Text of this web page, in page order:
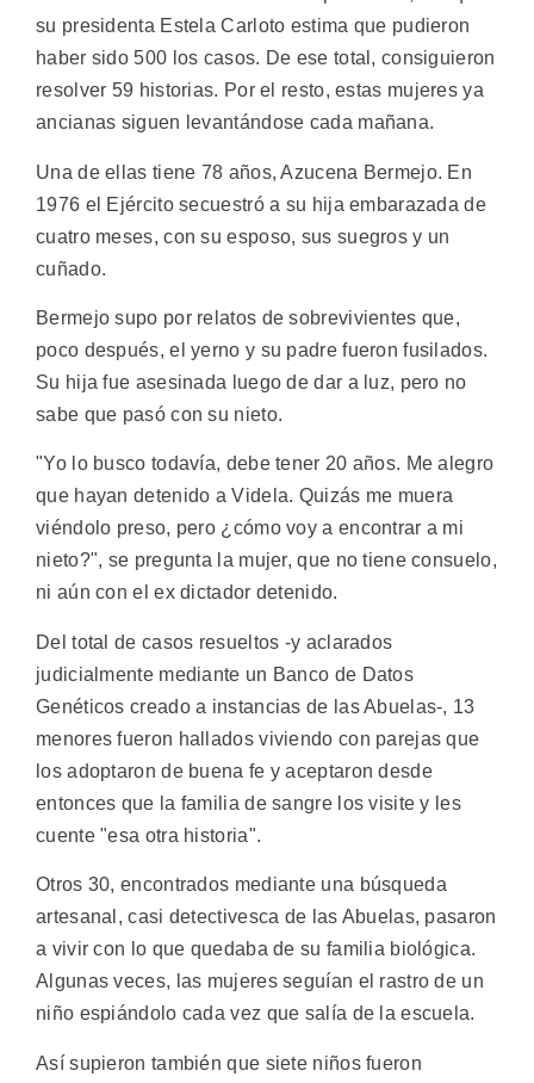
su presidenta Estela Carloto estima que pudieron
haber sido 500 los casos. De ese total, consiguieron
resolver 59 historias. Por el resto, estas mujeres ya
ancianas siguen levantándose cada mañana.
Una de ellas tiene 78 años, Azucena Bermejo. En
1976 el Ejército secuestró a su hija embarazada de
cuatro meses, con su esposo, sus suegros y un
cuñado.
Bermejo supo por relatos de sobrevivientes que,
poco después, el yerno y su padre fueron fusilados.
Su hija fue asesinada luego de dar a luz, pero no
sabe que pasó con su nieto.
"Yo lo busco todavía, debe tener 20 años. Me alegro
que hayan detenido a Videla. Quizás me muera
viéndolo preso, pero ¿cómo voy a encontrar a mi
nieto?", se pregunta la mujer, que no tiene consuelo,
ni aún con el ex dictador detenido.
Del total de casos resueltos -y aclarados
judicialmente mediante un Banco de Datos
Genéticos creado a instancias de las Abuelas-, 13
menores fueron hallados viviendo con parejas que
los adoptaron de buena fe y aceptaron desde
entonces que la familia de sangre los visite y les
cuente "esa otra historia".
Otros 30, encontrados mediante una búsqueda
artesanal, casi detectivesca de las Abuelas, pasaron
a vivir con lo que quedaba de su familia biológica.
Algunas veces, las mujeres seguían el rastro de un
niño espiándolo cada vez que salía de la escuela.
Así supieron también que siete niños fueron